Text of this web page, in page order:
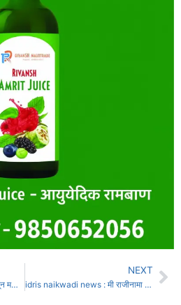
nandre news :नांद्रेत घरात घुसून महिलेच्या गळ्यातील दागिने केले लंपास
NEXT
idris naikwadi news : मी राजीनामा देणार नाही, सुनेत्रा पवारांचे ओएसडी आले होते पण…